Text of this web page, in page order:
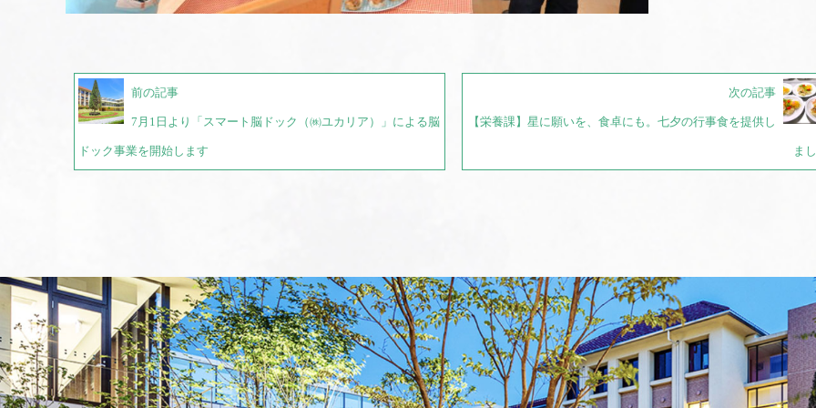
前の記事
7月1日より「スマート脳ドック（㈱ユカリア）」による脳
ドック事業を開始します
次の記事
【栄養課】星に願いを、食卓にも。七夕の行事食を提供し
ま